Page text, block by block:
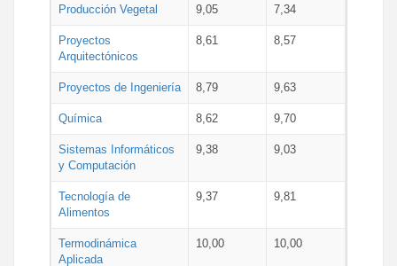
Producción Vegetal 9,05 7,34
Proyectos
Arquitectónicos
8,61 8,57
Proyectos de Ingeniería 8,79 9,63
Química 8,62 9,70
Sistemas Informáticos
y Computación
9,38 9,03
Tecnología de
Alimentos
9,37 9,81
Termodinámica
Aplicada
10,00 10,00